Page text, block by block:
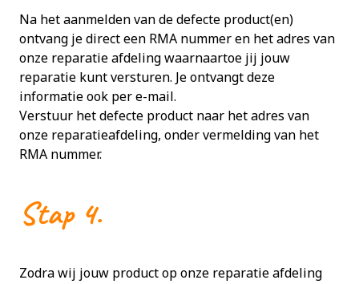
Na het aanmelden van de defecte product(en)
ontvang je direct een RMA nummer en het adres van
onze reparatie afdeling waarnaartoe jij jouw
reparatie kunt versturen. Je ontvangt deze
informatie ook per e-mail.
Verstuur het defecte product naar het adres van
onze reparatieafdeling, onder vermelding van het
RMA nummer.
Stap 4.
Zodra wij jouw product op onze reparatie afdeling